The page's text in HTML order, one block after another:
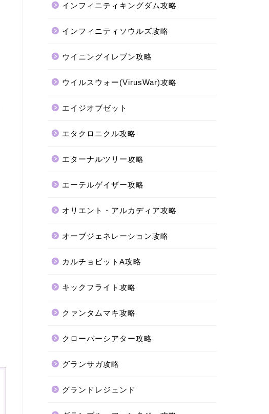
インフィニティキングダム攻略
インフィニティソウルズ攻略
ウイニングイレブン攻略
ウイルスウォー(VirusWar)攻略
エイジオブゼット
エタクロニクル攻略
エターナルツリー攻略
エーテルゲイザー攻略
オリエント・アルカディア攻略
オーブジェネレーション攻略
カルチョビットA攻略
キックフライト攻略
クァンタムマキ攻略
クローバーシアター攻略
グランサガ攻略
グランドレジェンド